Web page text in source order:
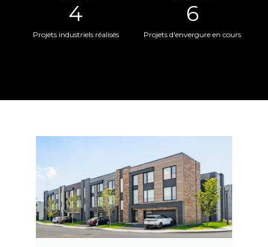
4
Projets industriels réalisés
6
Projets d'envergure en cours